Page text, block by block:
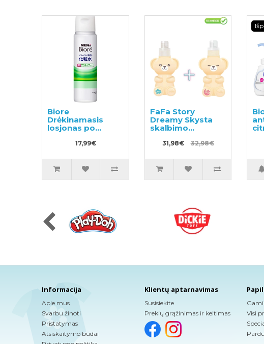
Biore
Drėkinamasis
losjonas po
skutimosi vyrams
17,99€
FaFa Story
Dreamy Skysta
skalbimo
priemonė 400g +
Skalbinių
31,98€ 32,98€
Informacija
Apie mus
Svarbu žinoti
Pristatymas
Atsiskaitymo būdai
Klientų aptarnavimas
Susisiekite
Prekių grąžinimas ir keitimas
Visi